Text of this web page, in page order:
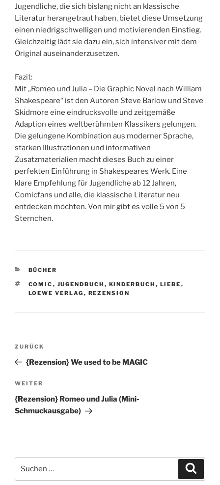
Jugendliche, die sich bislang nicht an klassische
Literatur herangetraut haben, bietet diese Umsetzung
einen niedrigschwelligen und motivierenden Einstieg.
Gleichzeitig lädt sie dazu ein, sich intensiver mit dem
Original auseinanderzusetzen.
Fazit:
Mit „Romeo und Julia – Die Graphic Novel nach William
Shakespeare“ ist den Autoren Steve Barlow und Steve
Skidmore eine eindrucksvolle und zeitgemäße
Adaption eines weltberühmten Klassikers gelungen.
Die gelungene Kombination aus moderner Sprache,
starken Illustrationen und informativen
Zusatzmaterialien macht dieses Buch zu einer
perfekten Einführung in Shakespeares Werk. Eine
klare Empfehlung für Jugendliche ab 12 Jahren,
Comicfans und alle, die klassische Literatur neu
entdecken möchten. Von mir gibt es volle 5 von 5
Sternchen.
KATEGORIEN
BÜCHER
SCHLAGWÖRTER
COMIC , JUGENDBUCH , KINDERBUCH , LIEBE ,
LOEWE VERLAG , REZENSION
Beitragsnavigation
Vorheriger
Beitrag
ZURÜCK
{Rezension} We used to be MAGIC
Nächster
Beitrag
WEITER
{Rezension} Romeo und Julia (Mini-
Schmuckausgabe)
nach: